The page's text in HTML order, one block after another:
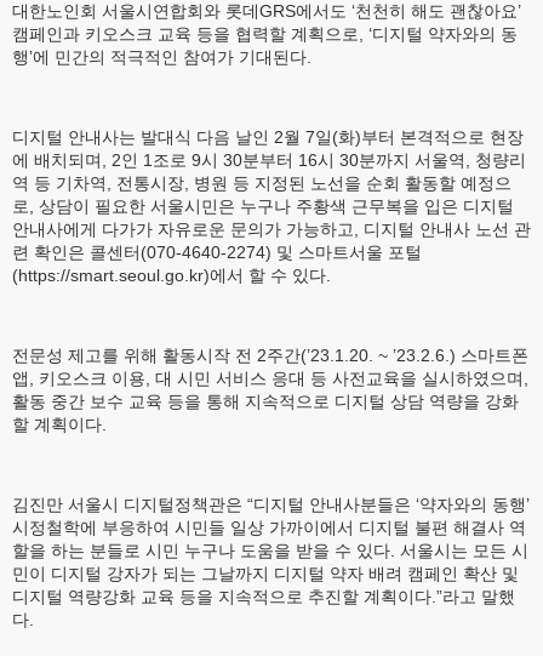
대한노인회 서울시연합회와 롯데GRS에서도 ‘천천히 해도 괜찮아요’
캠페인과 키오스크 교육 등을 협력할 계획으로, ‘디지털 약자와의 동
행’에 민간의 적극적인 참여가 기대된다.
디지털 안내사는 발대식 다음 날인 2월 7일(화)부터 본격적으로 현장
에 배치되며, 2인 1조로 9시 30분부터 16시 30분까지 서울역, 청량리
역 등 기차역, 전통시장, 병원 등 지정된 노선을 순회 활동할 예정으
로, 상담이 필요한 서울시민은 누구나 주황색 근무복을 입은 디지털
안내사에게 다가가 자유로운 문의가 가능하고, 디지털 안내사 노선 관
련 확인은 콜센터(070-4640-2274) 및 스마트서울 포털
(https://smart.seoul.go.kr)에서 할 수 있다.
전문성 제고를 위해 활동시작 전 2주간(’23.1.20. ~ ’23.2.6.) 스마트폰
앱, 키오스크 이용, 대 시민 서비스 응대 등 사전교육을 실시하였으며,
활동 중간 보수 교육 등을 통해 지속적으로 디지털 상담 역량을 강화
할 계획이다.
김진만 서울시 디지털정책관은 “디지털 안내사분들은 ‘약자와의 동행’
시정철학에 부응하여 시민들 일상 가까이에서 디지털 불편 해결사 역
할을 하는 분들로 시민 누구나 도움을 받을 수 있다. 서울시는 모든 시
민이 디지털 강자가 되는 그날까지 디지털 약자 배려 캠페인 확산 및
디지털 역량강화 교육 등을 지속적으로 추진할 계획이다.”라고 말했
다.